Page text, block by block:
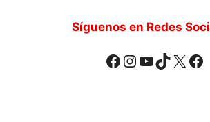
Síguenos en Redes
Facebook Instagram YouTube TikTok X Facebook